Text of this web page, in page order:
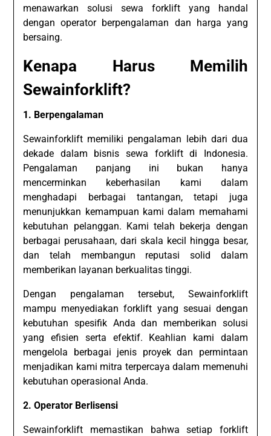
menawarkan solusi sewa forklift yang handal
dengan operator berpengalaman dan harga yang
bersaing.
Kenapa Harus Memilih
Sewainforklift?
1. Berpengalaman
Sewainforklift memiliki pengalaman lebih dari dua
dekade dalam bisnis sewa forklift di Indonesia.
Pengalaman panjang ini bukan hanya
mencerminkan keberhasilan kami dalam
menghadapi berbagai tantangan, tetapi juga
menunjukkan kemampuan kami dalam memahami
kebutuhan pelanggan. Kami telah bekerja dengan
berbagai perusahaan, dari skala kecil hingga besar,
dan telah membangun reputasi solid dalam
memberikan layanan berkualitas tinggi.
Dengan pengalaman tersebut, Sewainforklift
mampu menyediakan forklift yang sesuai dengan
kebutuhan spesifik Anda dan memberikan solusi
yang efisien serta efektif. Keahlian kami dalam
mengelola berbagai jenis proyek dan permintaan
menjadikan kami mitra terpercaya dalam memenuhi
kebutuhan operasional Anda.
2. Operator Berlisensi
Sewainforklift memastikan bahwa setiap forklift